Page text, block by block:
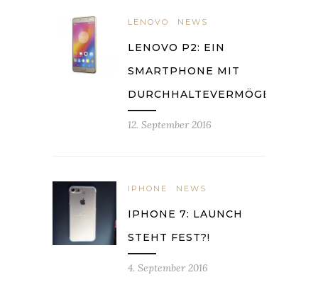
LENOVO NEWS
LENOVO P2: EIN
SMARTPHONE MIT
DURCHHALTEVERMÖGEN
12. September 2016
IPHONE NEWS
IPHONE 7: LAUNCH
STEHT FEST?!
4. September 2016